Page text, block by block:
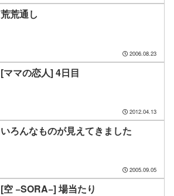
荒荒通し
2006.08.23
[ママの恋人] 4日目
2012.04.13
いろんなものが見えてきました
2005.09.05
[空 −SORA−] 場当たり